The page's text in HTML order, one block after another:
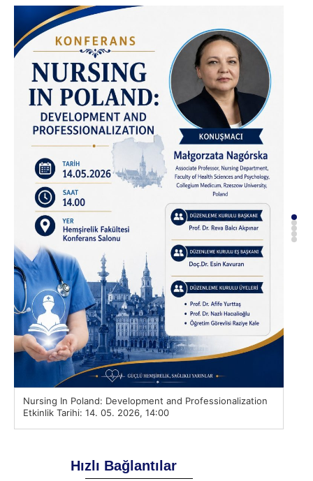
Nursing In Poland: Development and Professionalization
Etkinlik Tarihi: 14. 05. 2026, 14:00
Hızlı Bağlantılar